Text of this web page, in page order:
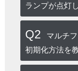
ランプが点灯
Q2
マルチ
初期化方法を